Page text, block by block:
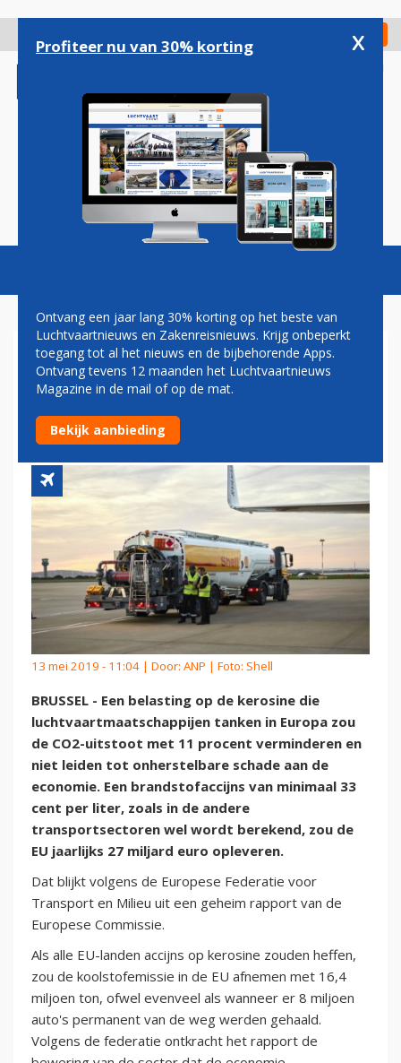
gaan
Check in
Magazine Podcasts Vacatures
EUROPESE COMMISSIE:
KEROSINE BELASTEN
SCHAADT ECONOMIE NIET
13 mei 2019 - 11:04 | Door: ANP | Foto: Shell
BRUSSEL - Een belasting op de kerosine die
luchtvaartmaatschappijen tanken in Europa zou
de CO2-uitstoot met 11 procent verminderen en
niet leiden tot onherstelbare schade aan de
economie. Een brandstofaccijns van minimaal 33
cent per liter, zoals in de andere
transportsectoren wel wordt berekend, zou de
EU jaarlijks 27 miljard euro opleveren.
Dat blijkt volgens de Europese Federatie voor
Transport en Milieu uit een geheim rapport van de
Europese Commissie.
Als alle EU-landen accijns op kerosine zouden heffen,
zou de koolstofemissie in de EU afnemen met 16,4
miljoen ton, ofwel evenveel als wanneer er 8 miljoen
auto's permanent van de weg werden gehaald.
Volgens de federatie ontkracht het rapport de
Profiteer nu van 30% korting x
Ontvang een jaar lang 30% korting op het beste van
Luchtvaartnieuws en Zakenreisnieuws. Krijg onbeperkt
toegang tot al het nieuws en de bijbehorende Apps.
Ontvang tevens 12 maanden het Luchtvaartnieuws
Magazine in de mail of op de mat.
Bekijk aanbieding